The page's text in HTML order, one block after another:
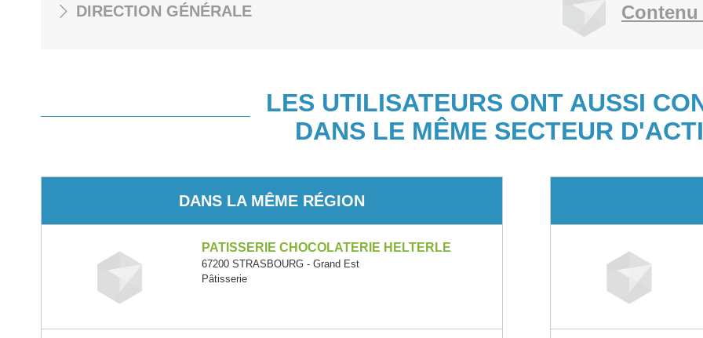
DIRECTION GÉNÉRALE
LES UTILISATEURS ONT AUSSI
DANS LE MÊME SECTEUR
DANS LA MÊME RÉGION
PATISSERIE CHOCOLATERIE HELTERLE
67200 STRASBOURG - Grand Est
Pâtisserie